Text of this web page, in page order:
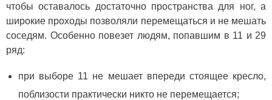
чтобы оставалось достаточно пространства для ног, а
широкие проходы позволяли перемещаться и не мешать
соседям. Особенно повезет людям, попавшим в 11 и 29
ряд:
при выборе 11 не мешает впереди стоящее кресло,
поблизости практически никто не перемещается;